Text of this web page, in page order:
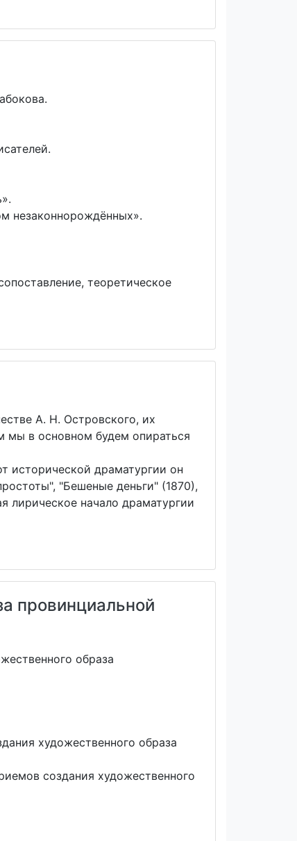
незаконнорождённых».
теоретическое
А. Н. Островского, их
мы в основном будем опираться
исторической драматургии он
"Бешеные деньги" (1870),
лирическое начало драматургии
провинциальной
образа
художественного образа
создания художественного